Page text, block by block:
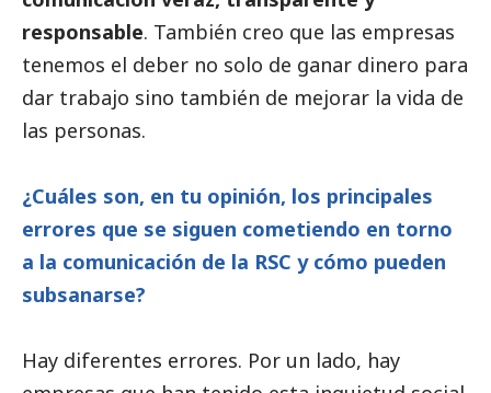
responsable. También creo que las empresas
tenemos el deber no solo de ganar dinero para
dar trabajo sino también de mejorar la vida de
las personas.
¿Cuáles son, en tu opinión, los principales
errores que se siguen cometiendo en torno
a la comunicación de la RSC y cómo pueden
subsanarse?
Hay diferentes errores. Por un lado, hay